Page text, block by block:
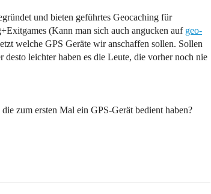
und bieten geführtes Geocaching für
(Kann man sich auch angucken auf geo-
welche GPS Geräte wir anschaffen sollen. Sollen
leichter haben es die Leute, die vorher noch nie
zum ersten Mal ein GPS-Gerät bedient haben?